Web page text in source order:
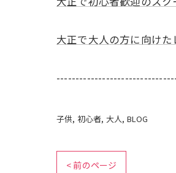
大正で大人の方に向けた
子供 初心者 大人 BLOG
< 前のページ